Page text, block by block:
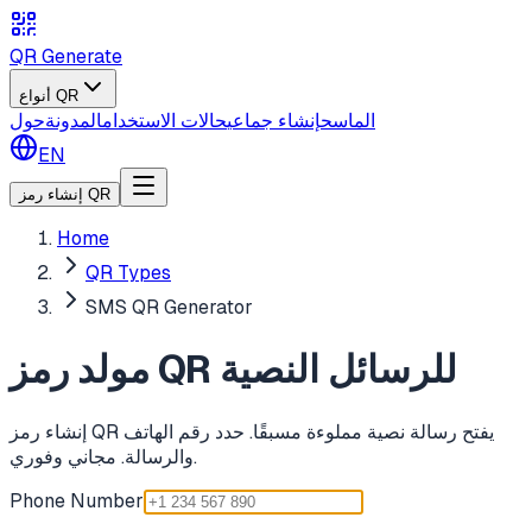
QR Generate
أنواع QR
الماسحإنشاء جماعيحالات الاستخدامالمدونةحول
EN
إنشاء رمز QR
Home
QR Types
SMS QR Generator
مولد رمز QR للرسائل النصية
إنشاء رمز QR يفتح رسالة نصية مملوءة مسبقًا. حدد رقم الهاتف
والرسالة. مجاني وفوري.
Phone Number